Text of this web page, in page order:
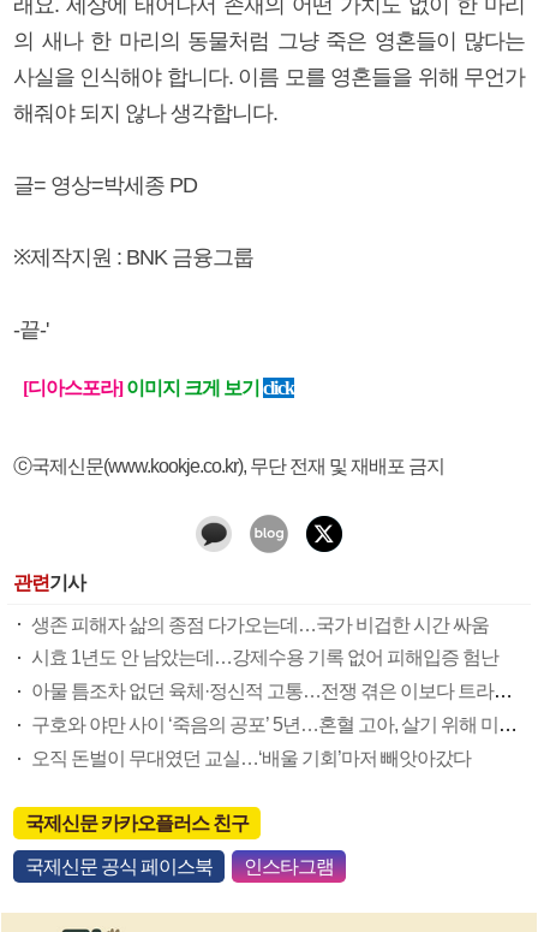
의 새나 한 마리의 동물처럼 그냥 죽은 영혼들이 많다는
사실을 인식해야 합니다. 이름 모를 영혼들을 위해 무언가
해줘야 되지 않나 생각합니다.
글= 영상=박세종 PD
※제작지원 : BNK 금융그룹
-끝-'
[디아스포라]이미지 크게 보기 click
ⓒ국제신문(www.kookje.co.kr), 무단 전재 및 재배포 금지
관련기사
생존 피해자 삶의 종점 다가오는데…국가 비겁한 시간 싸움
시효 1년도 안 남았는데…강제수용 기록 없어 피해입증 험난
아물 틈조차 없던 육체·정신적 고통…전쟁 겪은 이보다 트라우마 더 많아
구호와 야만 사이 ‘죽음의 공포’ 5년…혼혈 고아, 살기 위해 미국행 택했다
오직 돈벌이 무대였던 교실…‘배울 기회’마저 빼앗아갔다
국제신문 카카오플러스 친구
국제신문 공식 페이스북 인스타그램